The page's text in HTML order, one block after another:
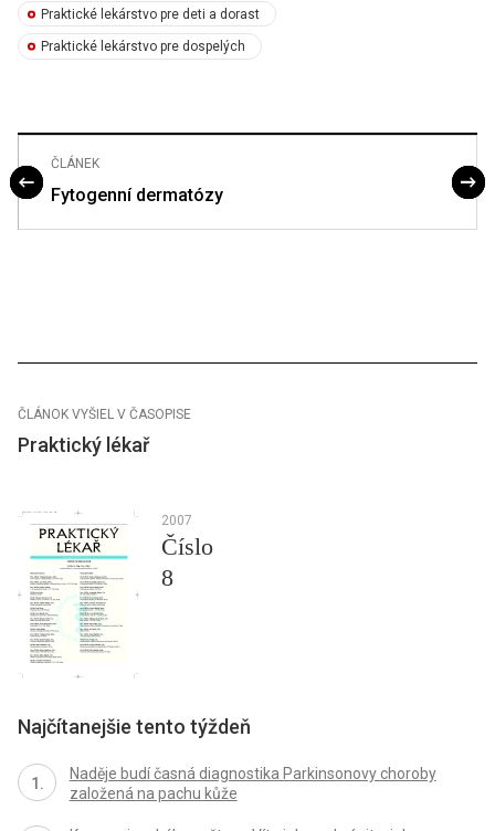
Praktické lekárstvo pre deti a dorast
Praktické lekárstvo pre dospelých
ČLÁNEK
Fytogenní dermatózy
ČLÁNOK VYŠIEL V ČASOPISE
Praktický lékař
2007
Číslo
8
Najčítanejšie tento týždeň
Naděje budí časná diagnostika Parkinsonovy choroby
založená na pachu kůže